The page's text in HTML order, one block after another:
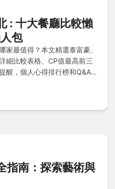
: 十大餐廳比較懶
包
家最值得？本文精選泰富豪、
細比較表格、CP值最高前三
醒，個人心得排行榜和Q&A
指南：探索藝術與